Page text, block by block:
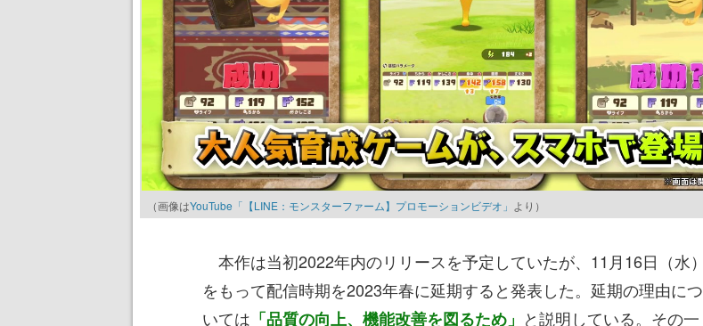
（画像はYouTube「【LINE：モンスターファーム】プロモーションビデオ」 より）
本作は当初2022年内のリリースを予定していたが、11月16日（水）
をもって配信時期を2023年春に延期すると発表した。延期の理由につ
いては 「品質の向上、機能改善を図るため」 と説明している。その一